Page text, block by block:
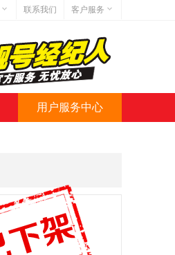
联系我们
客户服务
网站地图
网站简介
用户服务中心